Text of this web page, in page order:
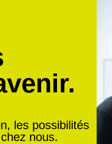
les possibilités
nous.